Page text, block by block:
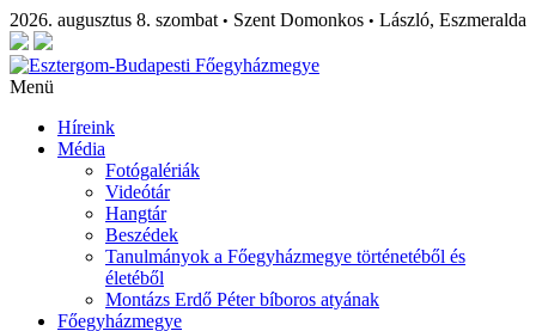
2026. augusztus 8. szombat • Szent Domonkos • László, Eszmeralda
Menü
Híreink
Média
Fotógalériák
Videótár
Hangtár
Beszédek
Tanulmányok a Főegyházmegye történetéből és
életéből
Montázs Erdő Péter bíboros atyának
Főegyházmegye